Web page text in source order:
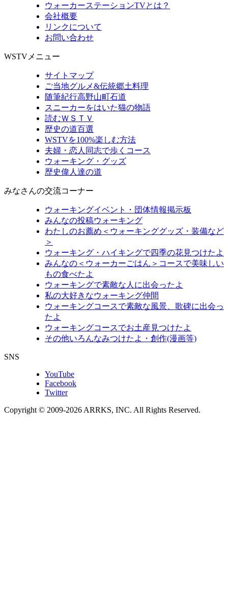
ウォーカーステーションTVとは？
会社概要
リンクについて
お問い合わせ
WSTVメニュー
サイトマップ
ご当地グルメ&伝統郷土料理
随筆紀行高野山町石道
スニーカーをはいた猫の物語
読むＷＳＴＶ
歴史の道百選
WSTVを100%楽しむ方法
夫婦・恋人同志で歩くコース
ウォーキング・グッズ
歴史偉人達の道
みなさんの交流コーナー
ウォーキングイベント・団体情報掲示板
みんなの投稿ウォーキング
わたしのお薦め＜ウォーキンググッズ・装備など
＞
ウォーキング・ハイキングで四季の花見つけたよ
みんなの＜ウォーカーごはん＞コースで美味しい
もの食べたよ
ウォーキングで素敵な人に出会ったよ
私の大好きなウォーキング仲間
ウォーキングコースで素敵な風景、歌碑に出会っ
たよ
ウォーキングコースでお土産見つけたよ
その他いろんなみつけたよ・創作(漫画等)
SNS
YouTube
Facebook
Twitter
Copyright © 2009-2026 ARRKS, INC. All Rights Reserved.